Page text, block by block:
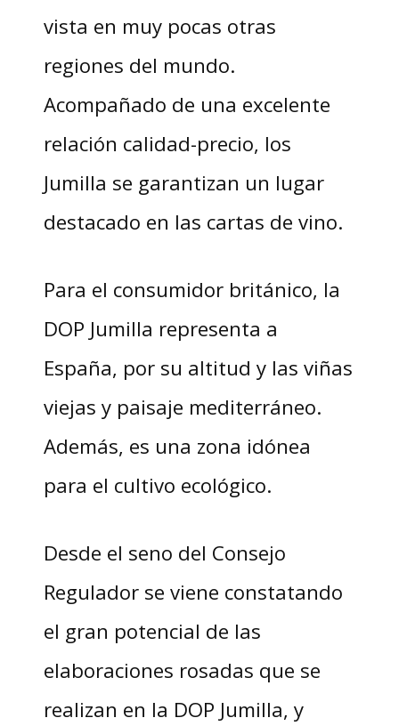
vista en muy pocas otras
regiones del mundo.
Acompañado de una excelente
relación calidad-precio, los
Jumilla se garantizan un lugar
destacado en las cartas de vino.
Para el consumidor británico, la
DOP Jumilla representa a
España, por su altitud y las viñas
viejas y paisaje mediterráneo.
Además, es una zona idónea
para el cultivo ecológico.
Desde el seno del Consejo
Regulador se viene constatando
el gran potencial de las
elaboraciones rosadas que se
realizan en la DOP Jumilla, y